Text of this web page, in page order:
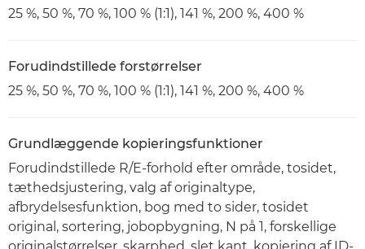
25 %, 50 %, 70 %, 100 % (1:1), 141 %, 200 %, 400 %
Forudindstillede forstørrelser
25 %, 50 %, 70 %, 100 % (1:1), 141 %, 200 %, 400 %
Grundlæggende kopieringsfunktioner
Forudindstillede R/E-forhold efter område, tosidet,
tæthedsjustering, valg af originaltype,
afbrydelsesfunktion, bog med to sider, tosidet
original, sortering, jobopbygning, N på 1, forskellige